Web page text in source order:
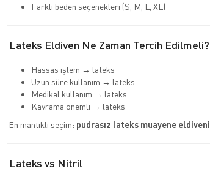
Farklı beden seçenekleri (S, M, L, XL)
Lateks Eldiven Ne Zaman Tercih Edilmeli?
Hassas işlem → lateks
Uzun süre kullanım → lateks
Medikal kullanım → lateks
Kavrama önemli → lateks
En mantıklı seçim: pudrasız lateks muayene eldiveni
Lateks vs Nitril